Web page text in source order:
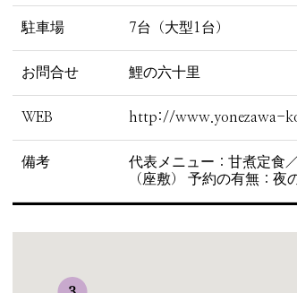
駐車場 7台（大型1台）
お問合せ 鯉の六十里
WEB http://www.yonezawa-
備考
代表メニュー：甘煮定食
（座敷） 予約の有無：夜